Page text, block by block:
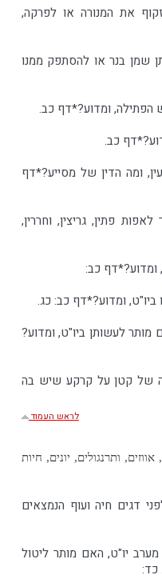
את המנורה או לפרקה,
שמן בנר או להסתפק ממנו
הפתילה, ומדוע?*דף כב.
כב.
ומה הדין של מסייע?*דף
פתין, גריצין, וחררין,
ומדוע?*דף כב:
ומדוע?*דף כב: כג.
מותר לעשותן ביו"ט, ומדוע?
של קטן על קרקע שיש בה
לראש העמוד
ותרנגולים, יונים, חיות
דגים חיה ועוף הנמצאים
יו"ט, האם מותר ליטול
כד: